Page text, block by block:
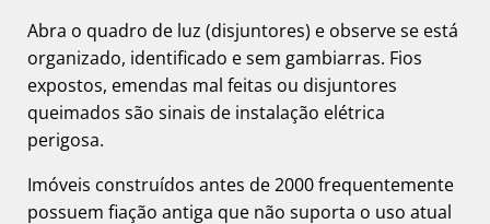
Abra o quadro de luz (disjuntores) e observe se está
organizado, identificado e sem gambiarras. Fios
expostos, emendas mal feitas ou disjuntores
queimados são sinais de instalação elétrica
perigosa.
Imóveis construídos antes de 2000 frequentemente
possuem fiação antiga que não suporta o uso atual